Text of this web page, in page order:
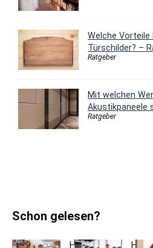
Welche
Türschilder? –
Ratgeber
Mit welchen
Akustikpaneele
Ratgeber
Schon gelesen?
Holzfarben